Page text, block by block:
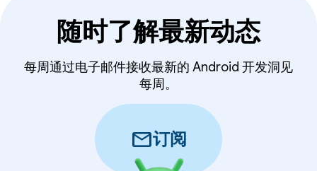
随时了解最新动态
每周通过电子邮件接收最新的 Android 开发洞见
每周。
mail订阅